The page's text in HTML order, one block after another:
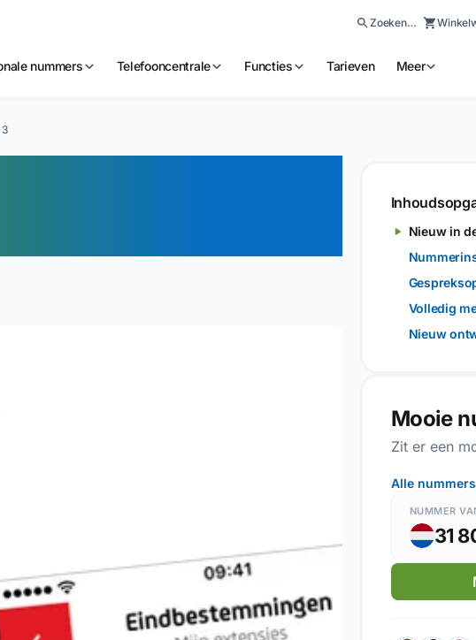
Zoeken…
nummers Telefooncentrale Functies Tarieven Meer
Nieuw in
Volledig
Nieuw
Mooie
Zit er een
Alle nummers
NUMMER
31